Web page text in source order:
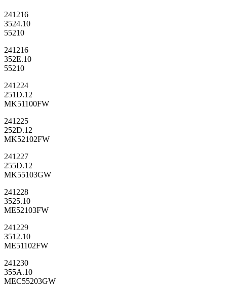
241216
3524.10
55210
241216
352E.10
55210
241224
251D.12
MK51100FW
241225
252D.12
MK52102FW
241227
255D.12
MK55103GW
241228
3525.10
ME52103FW
241229
3512.10
ME51102FW
241230
355A.10
MEC55203GW